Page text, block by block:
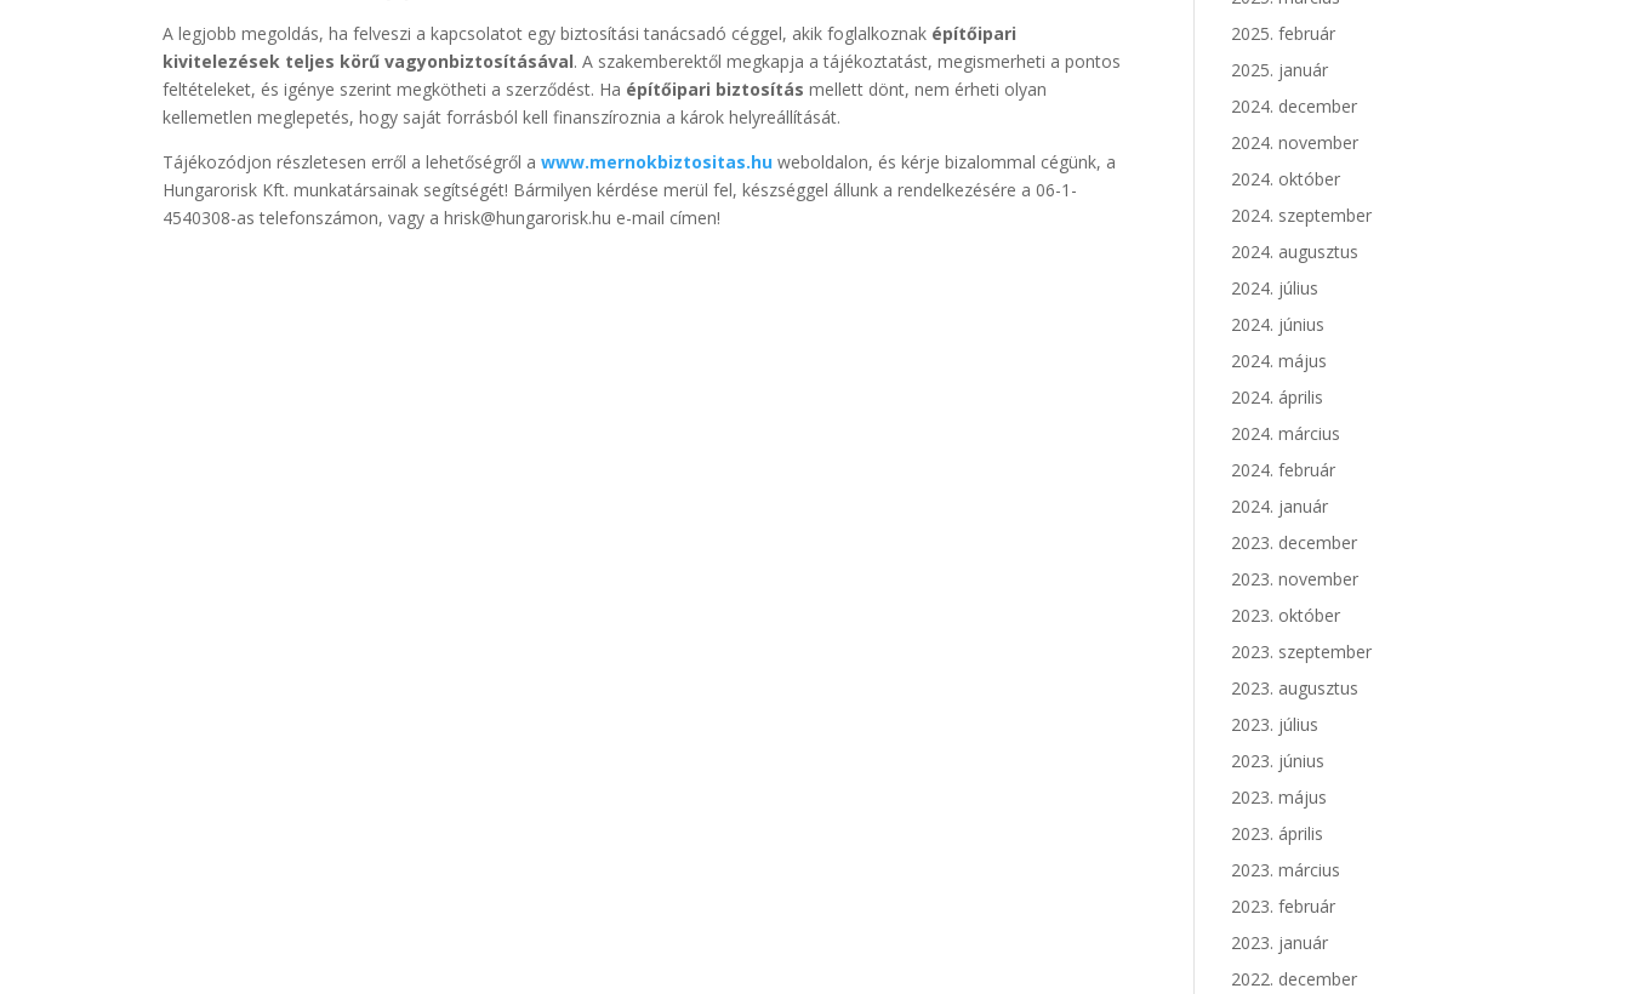
A legjobb megoldás, ha felveszi a kapcsolatot egy biztosítási tanácsadó céggel, akik foglalkoznak építőipari
kivitelezések teljes körű vagyonbiztosításával. A szakemberektől megkapja a tájékoztatást, megismerheti a pontos
feltételeket, és igénye szerint megkötheti a szerződést. Ha építőipari biztosítás mellett dönt, nem érheti olyan
kellemetlen meglepetés, hogy saját forrásból kell finanszíroznia a károk helyreállítását.
Tájékozódjon részletesen erről a lehetőségről awww.mernokbiztositas.hu weboldalon, és kérje bizalommal cégünk, a
Hungarorisk Kft. munkatársainak segítségét! Bármilyen kérdése merül fel, készséggel állunk a rendelkezésére a 06-1-
4540308-as telefonszámon, vagy a hrisk@hungarorisk.hu e-mail címen!
2025. február
2025. január
2024. december
2024. november
2024. október
2024. szeptember
2024. augusztus
2024. július
2024. június
2024. május
2024. április
2024. március
2024. február
2024. január
2023. december
2023. november
2023. október
2023. szeptember
2023. augusztus
2023. július
2023. június
2023. május
2023. április
2023. március
2023. február
2023. január
2022. december